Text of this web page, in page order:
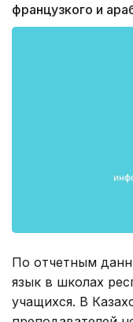
французкого и
По отчетным
язык в школах
учащихся. В